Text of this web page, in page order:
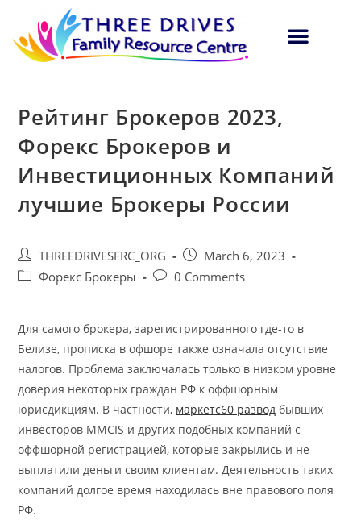
Рейтинг Брокеров 2023,
Форекс Брокеров и
Инвестиционных Компаний
лучшие Брокеры России
THREEDRIVESFRC_ORG
March 6, 2023
Форекс Брокеры
0 Comments
Для самого брокера, зарегистрированного где-то в
Белизе, прописка в офшоре также означала отсутствие
налогов. Проблема заключалась только в низком уровне
доверия некоторых граждан РФ к оффшорным
юрисдикциям. В частности, маркетс60 развод бывших
инвесторов MMCIS и других подобных компаний с
оффшорной регистрацией, которые закрылись и не
выплатили деньги своим клиентам. Деятельность таких
компаний долгое время находилась вне правового поля
РФ.